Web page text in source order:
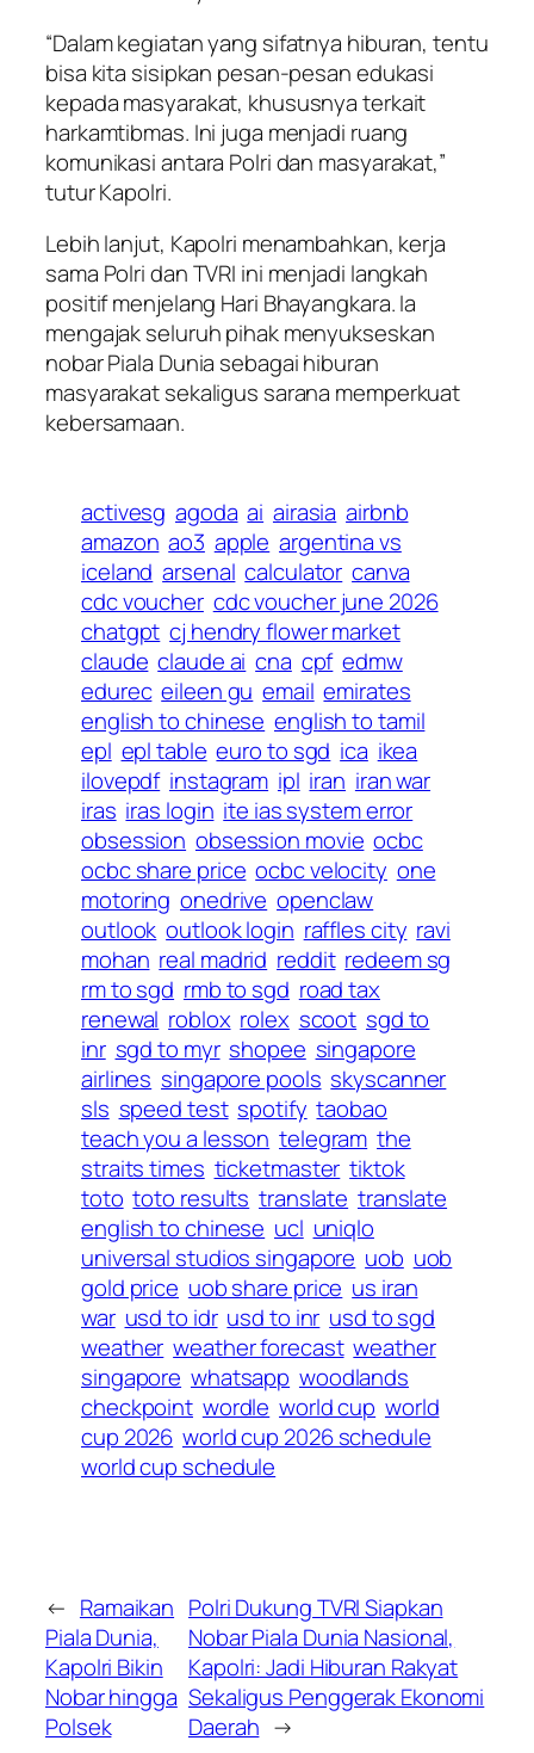
“Dalam kegiatan yang sifatnya hiburan, tentu
bisa kita sisipkan pesan-pesan edukasi
kepada masyarakat, khususnya terkait
harkamtibmas. Ini juga menjadi ruang
komunikasi antara Polri dan masyarakat,”
tutur Kapolri.
Lebih lanjut, Kapolri menambahkan, kerja
sama Polri dan TVRI ini menjadi langkah
positif menjelang Hari Bhayangkara. Ia
mengajak seluruh pihak menyukseskan
nobar Piala Dunia sebagai hiburan
masyarakat sekaligus sarana memperkuat
kebersamaan.
activesg agoda ai airasia airbnb
amazon ao3 apple argentina vs
iceland arsenal calculator canva
cdc voucher cdc voucher june 2026
chatgpt cj hendry flower market
claude claude ai cna cpf edmw
edurec eileen gu email emirates
english to chinese english to tamil
epl epl table euro to sgd ica ikea
ilovepdf instagram ipl iran iran war
iras iras login ite ias system error
obsession obsession movie ocbc
ocbc share price ocbc velocity one
motoring onedrive openclaw
outlook outlook login raffles city ravi
mohan real madrid reddit redeem sg
rm to sgd rmb to sgd road tax
renewal roblox rolex scoot sgd to
inr sgd to myr shopee singapore
airlines singapore pools skyscanner
sls speed test spotify taobao
teach you a lesson telegram the
straits times ticketmaster tiktok
toto toto results translate translate
english to chinese ucl uniqlo
universal studios singapore uob uob
gold price uob share price us iran
war usd to idr usd to inr usd to sgd
weather weather forecast weather
singapore whatsapp woodlands
checkpoint wordle world cup world
cup 2026 world cup 2026 schedule
world cup schedule
← Ramaikan
Piala Dunia,
Kapolri Bikin
Nobar hingga
Polsek
Polri Dukung TVRI Siapkan
Nobar Piala Dunia Nasional,
Kapolri: Jadi Hiburan Rakyat
Sekaligus Penggerak Ekonomi
Daerah →